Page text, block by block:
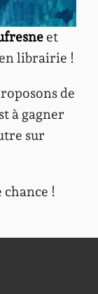
et
librairie !
de
à gagner
sur
!